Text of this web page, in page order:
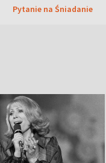
Pytanie na Śniadanie